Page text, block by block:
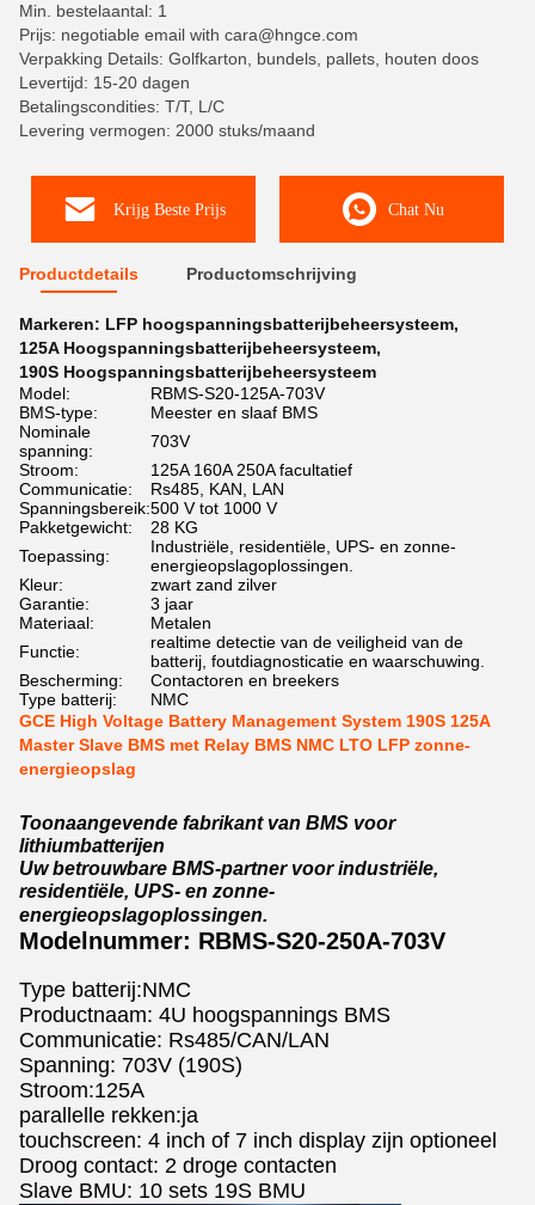
Min. bestelaantal: 1
Prijs: negotiable email with cara@hngce.com
Verpakking Details: Golfkarton, bundels, pallets, houten doos
Levertijd: 15-20 dagen
Betalingscondities: T/T, L/C
Levering vermogen: 2000 stuks/maand
Krijg Beste Prijs Chat Nu
Productdetails Productomschrijving
Markeren: LFP hoogspanningsbatterijbeheersysteem,
125A Hoogspanningsbatterijbeheersysteem,
190S Hoogspanningsbatterijbeheersysteem
Model:
RBMS-S20-125A-703V
BMS-type:
Meester en slaaf BMS
Nominale
spanning:
703V
Stroom:
125A 160A 250A facultatief
Communicatie:
Rs485, KAN, LAN
Spanningsbereik:500 V tot 1000 V
Pakketgewicht:
28 KG
Toepassing:
Industriële, residentiële, UPS- en zonne-
energieopslagoplossingen.
Kleur:
zwart zand zilver
Garantie:
3 jaar
Materiaal:
Metalen
Functie:
realtime detectie van de veiligheid van de
batterij, foutdiagnosticatie en waarschuwing.
Bescherming:
Contactoren en breekers
Type batterij:
NMC
GCE High Voltage Battery Management System 190S 125A
Master Slave BMS met Relay BMS NMC LTO LFP zonne-
energieopslag
Toonaangevende fabrikant van BMS voor
lithiumbatterijen
Uw betrouwbare BMS-partner voor industriële,
residentiële, UPS- en zonne-
energieopslagoplossingen.
Modelnummer: RBMS-S20-250A-703V
Type batterij:NMC
Productnaam: 4U hoogspannings BMS
Communicatie: Rs485/CAN/LAN
Spanning: 703V (190S)
Stroom:125A
parallelle rekken:ja
touchscreen: 4 inch of 7 inch display zijn optioneel
Droog contact: 2 droge contacten
Slave BMU: 10 sets 19S BMU